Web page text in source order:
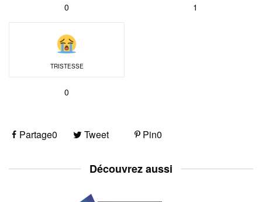
0 1
TRISTESSE
0
Partage0 Tweet Pin0
Découvrez aussi